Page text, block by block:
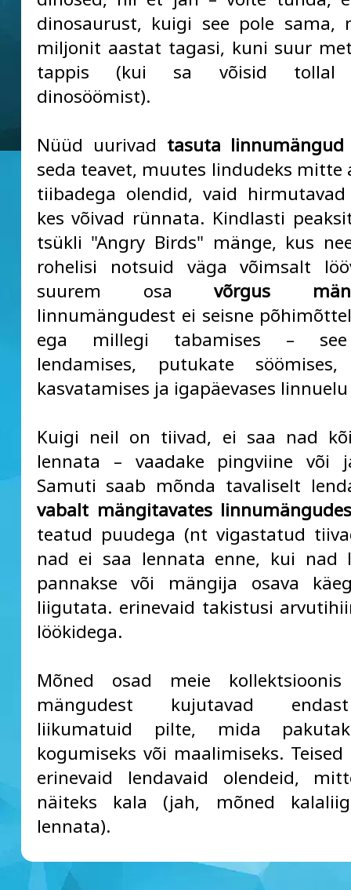
dinosaurust, kuigi see pole sama,
miljonit aastat tagasi, kuni suur
tappis (kui sa võisid tollal
dinosöömist).
Nüüd uurivad tasuta linnumängud
seda teavet, muutes lindudeks mitte
tiibadega olendid, vaid hirmutavad
kes võivad rünnata. Kindlasti
tsükli "Angry Birds" mänge, kus
rohelisi notsuid väga võimsalt
suurem osavõrgus
linnumängudest ei seisne
ega millegi tabamises – see
lendamises, putukate söömises,
kasvatamises ja igapäevases
Kuigi neil on tiivad, ei saa nad
lennata – vaadake pingviine või
Samuti saab mõnda tavaliselt
vabalt mängitavates
teatud puudega (nt vigastatud
nad ei saa lennata enne, kui nad
pannakse või mängija osava
liigutata. erinevaid takistusi
löökidega.
Mõned osad meie kollektsioonis
mängudest kujutavad
liikumatuid pilte, mida
kogumiseks või maalimiseks. Teised
erinevaid lendavaid olendeid,
näiteks kala (jah, mõned
lennata).